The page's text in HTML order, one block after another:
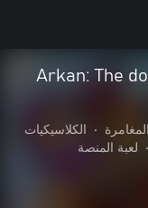
Arkan: The
•
الكلاسيكيات
• لعبة المنصة